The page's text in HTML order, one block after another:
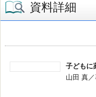
資料詳細
子どもに
山田 真